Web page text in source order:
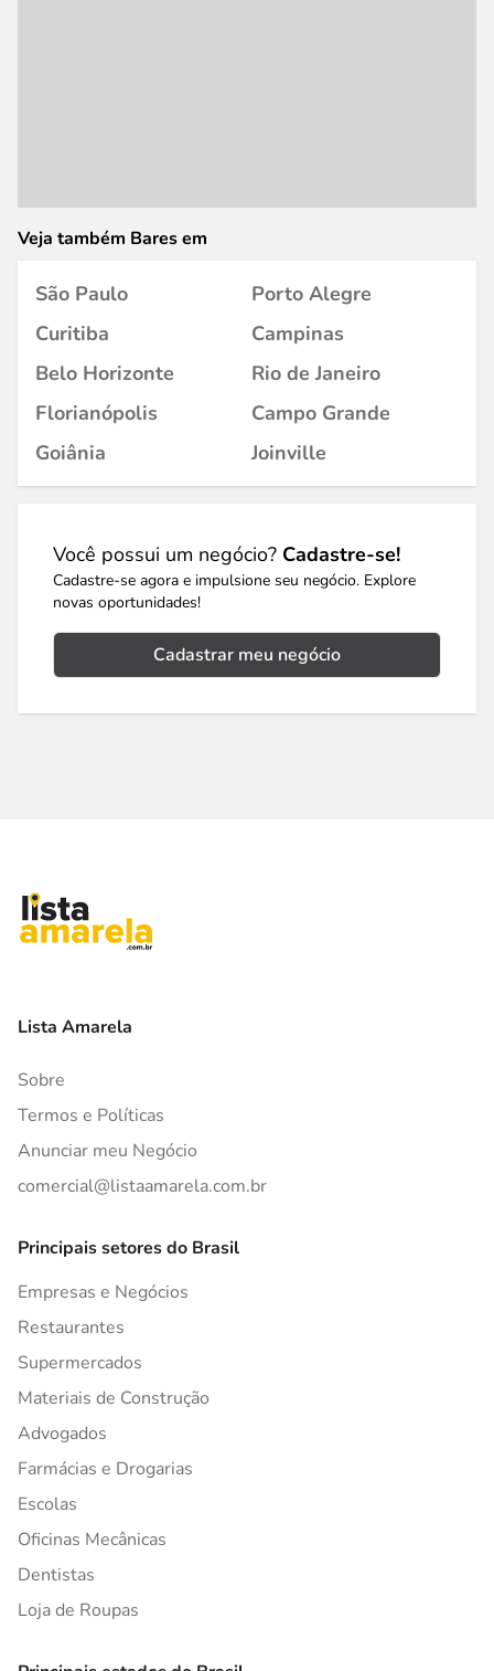
Veja também Bares em
São Paulo
Porto Alegre
Curitiba
Campinas
Belo Horizonte
Rio de Janeiro
Florianópolis
Campo Grande
Goiânia
Joinville
Você possui um negócio? Cadastre-se!
Cadastre-se agora e impulsione seu negócio. Explore
novas oportunidades!
Cadastrar meu negócio
Lista Amarela
Sobre
Termos e Políticas
Anunciar meu Negócio
comercial@listaamarela.com.br
Principais setores do Brasil
Empresas e Negócios
Restaurantes
Supermercados
Materiais de Construção
Advogados
Farmácias e Drogarias
Escolas
Oficinas Mecânicas
Dentistas
Loja de Roupas